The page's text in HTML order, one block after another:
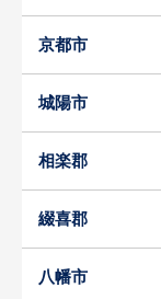
京都市
城陽市
相楽郡
綴喜郡
八幡市